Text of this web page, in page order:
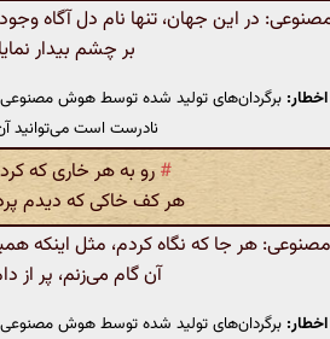
در این جهان، تنها نام دل آگاه
بر چشم بیدار
اخطار: برگردان‌های تولید شده توسط هوش مصنوعی
نادرست است می‌توانید
# رو به هر خاری که
هر کف خاکی که دیدم
هر جا که نگاه کردم، مثل اینکه
آن گام می‌زنم، پر
اخطار: برگردان‌های تولید شده توسط هوش مصنوعی